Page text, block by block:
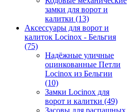
замки для ворот и
калитки (13)
Аксессуары для ворот и
калиток Locinox - Бельгия
(75)
Надёжные уличные
оцинкованные Петли
Locinox из Бельгии
(10)
Замки Locinox для
ворот и калитки (49)
Засовы для распашных